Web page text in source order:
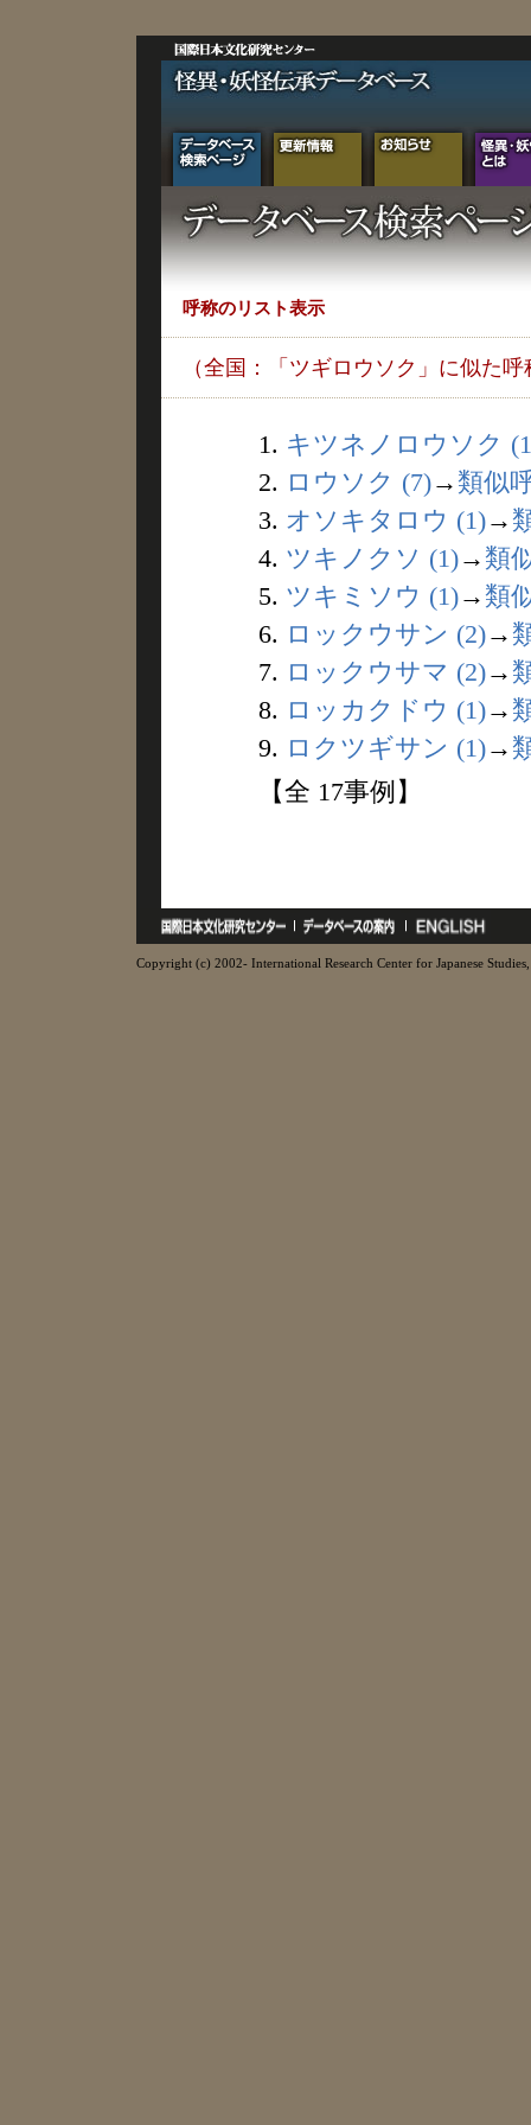
呼称のリスト表示
（全国：「ツギロウソク」に似た呼
1. キツネノロウソク
2. ロウソク (7)→ 類似
3. オソキタロウ (1)→
4. ツキノクソ (1)→ 類
5. ツキミソウ (1)→ 類
6. ロックウサン (2)→
7. ロックウサマ (2)→
8. ロッカクドウ (1)→
9. ロクツギサン (1)→
【全 17事例】
Copyright (c) 2002- International Research Center for Japanese